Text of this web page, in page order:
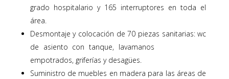
grado hospitalario y 165 interruptores en toda el
área.
Desmontaje y colocación de 70 piezas sanitarias: wc
de asiento con tanque, lavamanos
empotrados, griferías y desagües.
Suministro de muebles en madera para las áreas de